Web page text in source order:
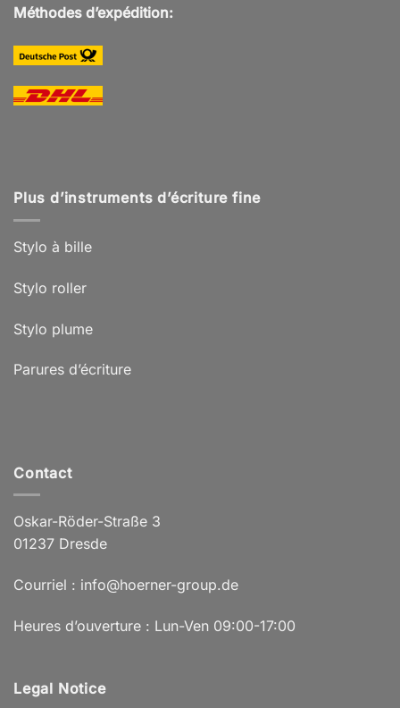
Méthodes d’expédition:
Plus d’instruments d’écriture fine
Stylo à bille
Stylo roller
Stylo plume
Parures d’écriture
Contact
Oskar-Röder-Straße 3
01237 Dresde
Courriel : info@hoerner-group.de
Heures d’ouverture : Lun-Ven 09:00-17:00
Legal Notice